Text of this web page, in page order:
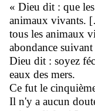
« Dieu dit : que
animaux vivants.
tous les animaux
abondance
Dieu dit : soyez
eaux des mers.
Ce fut le
Il n'y a aucun